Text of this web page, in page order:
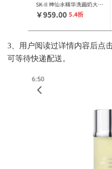
3、用户阅读过详情内容后点
可等待快递配送。